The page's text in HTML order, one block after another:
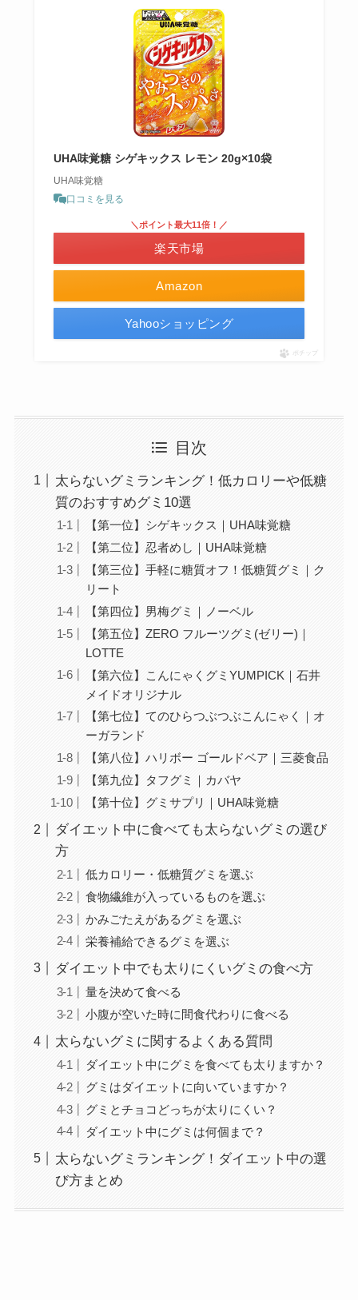
UHA味覚糖 シゲキックス レモン 20g×10袋
UHA味覚糖
口コミを見る
Amazon
＼ポイント最大11倍！／
楽天市場
Yahooショッピング
ポチップ
目次
太らないグミランキング！低カロリーや低糖
質のおすすめグミ10選
【第一位】シゲキックス｜UHA味覚糖
【第二位】忍者めし｜UHA味覚糖
【第三位】手軽に糖質オフ！低糖質グミ｜ク
リート
【第四位】男梅グミ｜ノーベル
【第五位】ZERO フルーツグミ(ゼリー)｜
LOTTE
【第六位】こんにゃくグミYUMPICK｜石井
メイドオリジナル
【第七位】てのひらつぶつぶこんにゃく｜オ
ーガランド
【第八位】ハリボー ゴールドベア｜三菱食品
【第九位】タフグミ｜カバヤ
【第十位】グミサプリ｜UHA味覚糖
ダイエット中に食べても太らないグミの選び
方
低カロリー・低糖質グミを選ぶ
食物繊維が入っているものを選ぶ
かみごたえがあるグミを選ぶ
栄養補給できるグミを選ぶ
ダイエット中でも太りにくいグミの食べ方
量を決めて食べる
小腹が空いた時に間食代わりに食べる
太らないグミに関するよくある質問
ダイエット中にグミを食べても太りますか？
グミはダイエットに向いていますか？
グミとチョコどっちが太りにくい？
ダイエット中にグミは何個まで？
太らないグミランキング！ダイエット中の選
び方まとめ